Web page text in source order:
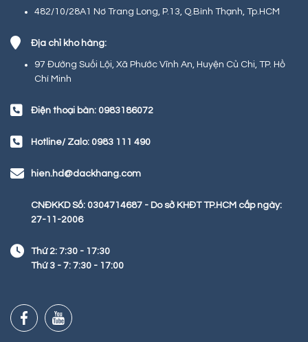
482/10/28A1 Nơ Trang Long, P.13, Q.Bình Thạnh, Tp.HCM
Địa chỉ kho hàng:
97 Đường Suối Lội, Xã Phước Vĩnh An, Huyện Củ Chi, TP. Hồ
Chí Minh
Điện thoại bàn: 0983186072
Hotline/ Zalo: 0983 111 490
hien.hd@dackhang.com
CNĐKKD Số: 0304714687 - Do sở KHĐT TP.HCM cấp ngày:
27-11-2006
Thứ 2: 7:30 - 17:30
Thứ 3 - 7: 7:30 - 17:00